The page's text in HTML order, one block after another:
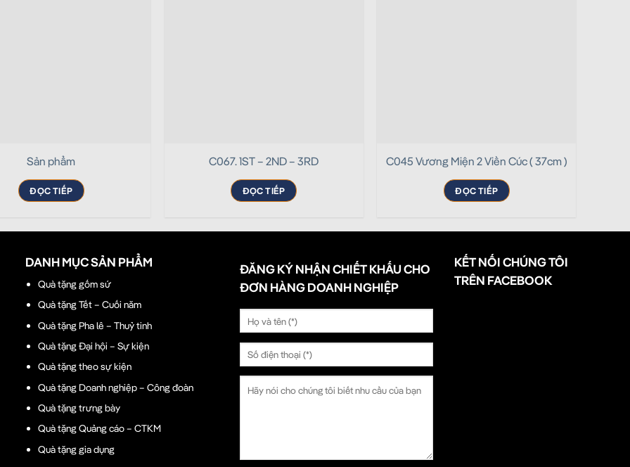
Sản phẩm
ĐỌC TIẾP
C067. 1ST – 2ND – 3RD
ĐỌC TIẾP
C045 Vương Miện 2 Viền Cúc ( 37cm )
ĐỌC TIẾP
DANH MỤC SẢN PHẨM
Quà tặng gốm sứ
Quà tặng Tết – Cuối năm
Quà tặng Pha lê – Thuỷ tinh
Quà tặng Đại hội – Sự kiện
Quà tặng theo sự kiện
Quà tặng Doanh nghiệp – Công đoàn
Quà tặng trưng bày
Quà tặng Quảng cáo – CTKM
Quà tặng gia dụng
ĐĂNG KÝ NHẬN CHIẾT KHẤU CHO
ĐƠN HÀNG DOANH NGHIỆP
KẾT NỐI CHÚNG TÔI
TRÊN FACEBOOK